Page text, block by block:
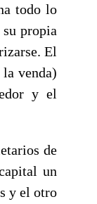
todo lo
propia
El
venda)
y el
de
un
y el otro